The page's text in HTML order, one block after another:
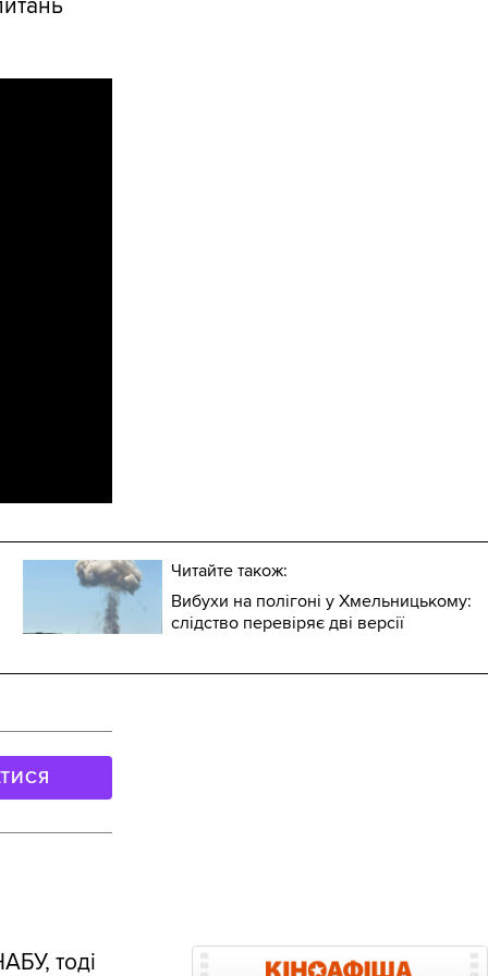
Читайте також:
Вибухи на полігоні у Хмельницькому:
слідство перевіряє дві версії
тоді